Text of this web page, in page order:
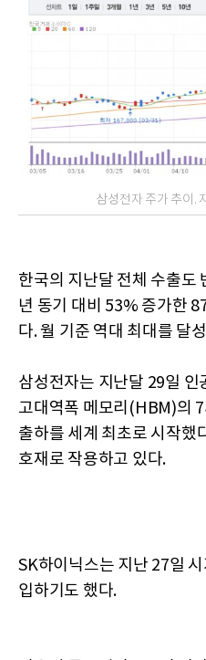
삼성전자 주가 추이.
한국의 지난달 전체 수출도
년 동기 대비 53% 증가한
다. 월 기준 역대 최대를 달
삼성전자는 지난달 29일
고대역폭 메모리(HBM)의
출하를 세계 최초로 시작했
호재로 작용하고 있다.
SK하이닉스는 지난 27일
입하기도 했다.